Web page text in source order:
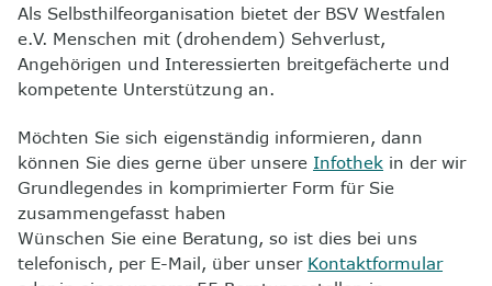
5
Wissenswertes
6
Unterstützen
7
Presse
8
Kontakt
Als Selbsthilfeorganisation bietet der BSV Westfalen
e.V. Menschen mit (drohendem) Sehverlust,
Angehörigen und Interessierten breitgefächerte und
kompetente Unterstützung an.
Möchten Sie sich eigenständig informieren, dann
können Sie dies gerne über unsere Infothek in der wir
Grundlegendes in komprimierter Form für Sie
zusammengefasst haben
Wünschen Sie eine Beratung, so ist dies bei uns
telefonisch, per E-Mail, über unser Kontaktformular